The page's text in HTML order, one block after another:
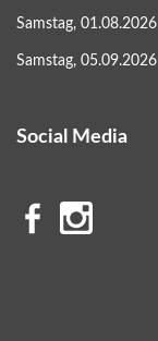
Samstag, 01.08.2026
Samstag, 05.09.2026
Social Media